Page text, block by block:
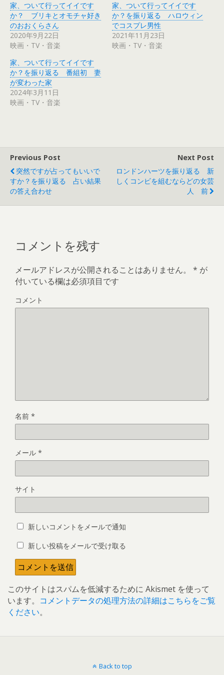
t
t
r
で
共
有
(
し
い
ウ
ィ
ン
ド
ウ
で
開
共
有
す
る
に
は
ク
リ
ク
し
て
く
だ
さ
い
(
新
で
開
き
ま
す
)
家、ついて行ってイイです
か？ ブリキとオモチャ好き
のおおくらさん
2020年9月22日
映画・TV・音楽
家、ついて行ってイイです
か？を振り返る ハロウィン
でコスプレ男性
2021年11月23日
映画・TV・音楽
家、ついて行ってイイです
か？を振り返る 番組初 妻
が変わった家
2024年3月11日
映画・TV・音楽
Previous Post
突然ですが占ってもいいで
すか？を振り返る 占い結果
の答え合わせ
Next Post
ロンドンハーツを振り返る 新
しくコンビを組むならどの女芸
人 前
コメントを残す
メールアドレスが公開されることはありません。 * が
付いている欄は必須項目です
コメント
名前 *
メール *
サイト
新しいコメントをメールで通知
新しい投稿をメールで受け取る
このサイトはスパムを低減するために Akismet を使って
います。 コメントデータの処理方法の詳細はこちらをご覧
ください。
Back to top